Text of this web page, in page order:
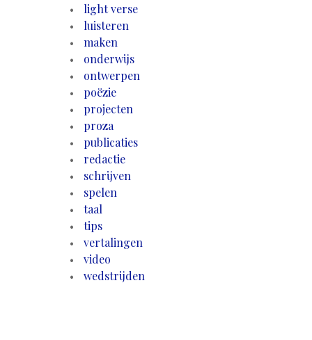
light verse
luisteren
maken
onderwijs
ontwerpen
poëzie
projecten
proza
publicaties
redactie
schrijven
spelen
taal
tips
vertalingen
video
wedstrijden